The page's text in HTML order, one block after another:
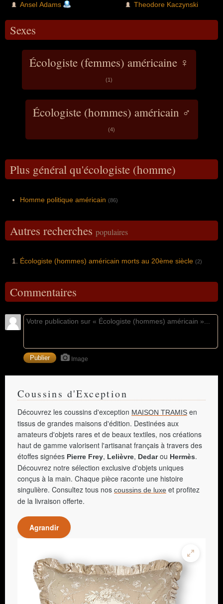
Ansel Adams
Theodore Kaczynski
Sexes
Écologiste (femmes) américaine ♀
(1)
Écologiste (hommes) américain ♂
(4)
Plus général qu'écologiste (homme)
Homme politique américain (86)
Autres recherches populaires
Écologiste (hommes) américain morts au 20ème siècle (2)
Commentaires
Image
Coussins d'Exception
Découvrez les coussins d'exception MAISON TRAMIS en
tissus de grandes maisons d'édition. Destinées aux
amateurs d'objets rares et de beaux textiles, nos créations
haut de gamme valorisent l'artisanat français à travers des
étoffes signées Pierre Frey, Lelièvre, Dedarou Hermès.
Découvrez notre sélection exclusive d'objets uniques
conçus à la main. Chaque pièce raconte une histoire
singulière. Consultez tous nos coussins de luxe et profitez
de la livraison offerte.
Agrandir